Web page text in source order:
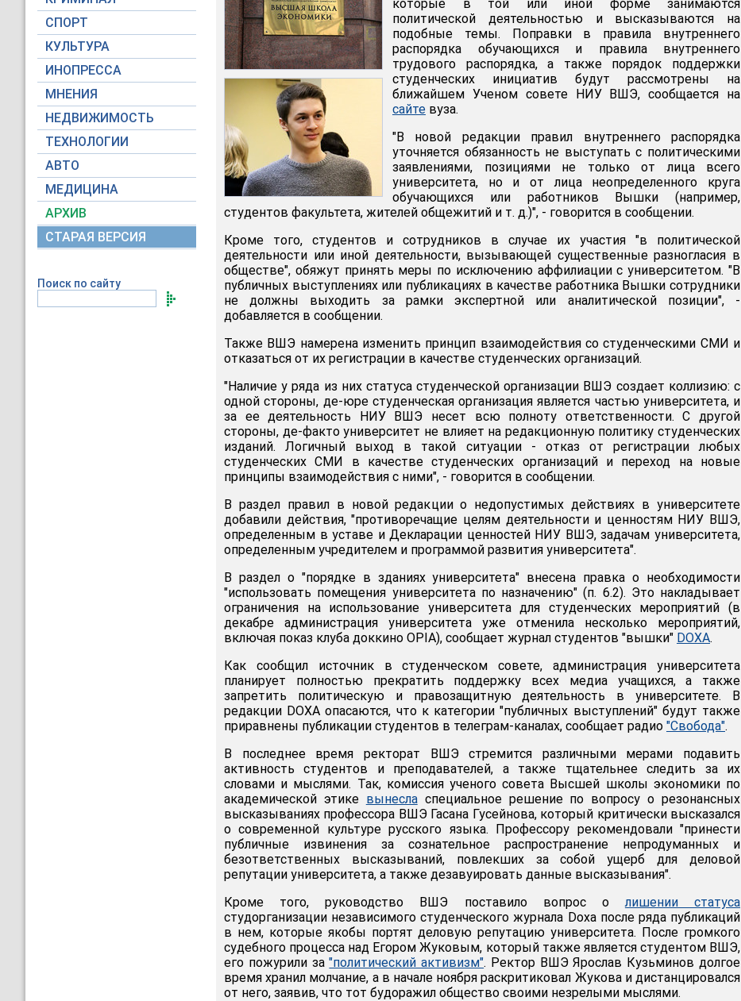
СПОРТ
КУЛЬТУРА
ИНОПРЕССА
МНЕНИЯ
НЕДВИЖИМОСТЬ
ТЕХНОЛОГИИ
АВТО
МЕДИЦИНА
АРХИВ
СТАРАЯ ВЕРСИЯ
Поиск по сайту
которые в той или иной форме занимаются
политической деятельностью и высказываются на
подобные темы. Поправки в правила внутреннего
распорядка обучающихся и правила внутреннего
трудового распорядка, а также порядок поддержки
студенческих инициатив будут рассмотрены на
ближайшем Ученом совете НИУ ВШЭ, сообщается на
сайте вуза.
"В новой редакции правил внутреннего распорядка
уточняется обязанность не выступать с политическими
заявлениями, позициями не только от лица всего
университета, но и от лица неопределенного круга
обучающихся или работников Вышки (например,
студентов факультета, жителей общежитий и т. д.)", - говорится в сообщении.
Кроме того, студентов и сотрудников в случае их участия "в политической
деятельности или иной деятельности, вызывающей существенные разногласия в
обществе", обяжут принять меры по исключению аффилиации с университетом. "В
публичных выступлениях или публикациях в качестве работника Вышки сотрудники
не должны выходить за рамки экспертной или аналитической позиции", -
добавляется в сообщении.
Также ВШЭ намерена изменить принцип взаимодействия со студенческими СМИ и
отказаться от их регистрации в качестве студенческих организаций.
"Наличие у ряда из них статуса студенческой организации ВШЭ создает коллизию: с
одной стороны, де-юре студенческая организация является частью университета, и
за ее деятельность НИУ ВШЭ несет всю полноту ответственности. С другой
стороны, де-факто университет не влияет на редакционную политику студенческих
изданий. Логичный выход в такой ситуации - отказ от регистрации любых
студенческих СМИ в качестве студенческих организаций и переход на новые
принципы взаимодействия с ними", - говорится в сообщении.
В раздел правил в новой редакции о недопустимых действиях в университете
добавили действия, "противоречащие целям деятельности и ценностям НИУ ВШЭ,
определенным в уставе и Декларации ценностей НИУ ВШЭ, задачам университета,
определенным учредителем и программой развития университета".
В раздел о "порядке в зданиях университета" внесена правка о необходимости
"использовать помещения университета по назначению" (п. 6.2). Это накладывает
ограничения на использование университета для студенческих мероприятий (в
декабре администрация университета уже отменила несколько мероприятий,
включая показ клуба доккино OPIA), сообщает журнал студентов "вышки" DOXA.
Как сообщил источник в студенческом совете, администрация университета
планирует полностью прекратить поддержку всех медиа учащихся, а также
запретить политическую и правозащитную деятельность в университете. В
редакции DOXA опасаются, что к категории "публичных выступлений" будут также
приравнены публикации студентов в телеграм-каналах, сообщает радио "Свобода".
В последнее время ректорат ВШЭ стремится различными мерами подавить
активность студентов и преподавателей, а также тщательнее следить за их
словами и мыслями. Так, комиссия ученого совета Высшей школы экономики по
академической этике вынесласпециальное решение по вопросу о резонансных
высказываниях профессора ВШЭ Гасана Гусейнова, который критически высказался
о современной культуре русского языка. Профессору рекомендовали "принести
публичные извинения за сознательное распространение непродуманных и
безответственных высказываний, повлекших за собой ущерб для деловой
репутации университета, а также дезавуировать данные высказывания".
Кроме того, руководство ВШЭ поставило вопрос олишении статуса
студорганизации независимого студенческого журнала Doxa после ряда публикаций
в нем, которые якобы портят деловую репутацию университета. После громкого
судебного процесса над Егором Жуковым, который также является студентом ВШЭ,
его пожурили за"политический активизм". Ректор ВШЭ Ярослав Кузьминов долгое
время хранил молчание, а в начале ноября раскритиковал Жукова и дистанцировался
от него, заявив, что тот будоражил общество своими незрелыми мыслями.